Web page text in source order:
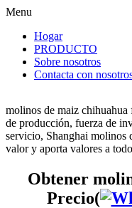
Menu
Hogar
PRODUCTO
Sobre nosotros
Contacta con
molinos de maiz chihuahua
de producción, fuerza de
servicio, Shanghai molinos
valor y aporta valores a
Obtener
Precio(